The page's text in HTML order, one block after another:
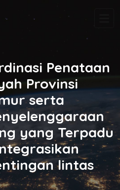
Penataan
Provinsi
serta
yang Terpadu
lintas